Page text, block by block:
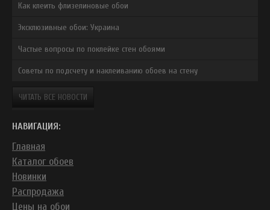
Как клеить флизелиновые обои
Эксклюзивные обои: Украина
Частые вопросы по поклейке стен обоями
Советы по подсчету и наклеиванию обоев на стену
ЧИТАТЬ ВСЕ НОВОСТИ
НАВИГАЦИЯ:
Главная
Каталог обоев
Новинки
Распродажа
Цены на обои